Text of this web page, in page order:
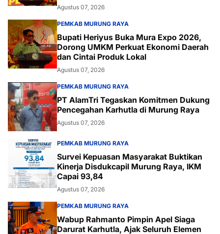
Agustus 07, 2026
PEMKAB MURUNG RAYA
Bupati Heriyus Buka Mura Expo 2026,
Dorong UMKM Perkuat Ekonomi Daerah
dan Cintai Produk Lokal
Agustus 07, 2026
PEMKAB MURUNG RAYA
PT AlamTri Tegaskan Komitmen Dukung
Pencegahan Karhutla di Murung Raya
Agustus 07, 2026
PEMKAB MURUNG RAYA
Survei Kepuasan Masyarakat Buktikan
Kinerja Disdukcapil Murung Raya, IKM
Capai 93,84
Agustus 07, 2026
PEMKAB MURUNG RAYA
Wabup Rahmanto Pimpin Apel Siaga
Darurat Karhutla, Ajak Seluruh Elemen